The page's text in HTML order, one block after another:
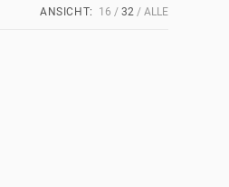
ANSICHT: 16 32 ALLE